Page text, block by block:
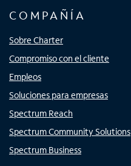
COMPAÑÍA
Sobre Charter
Compromiso con el cliente
Empleos
Soluciones para empresas
Spectrum Reach
Spectrum Community Solutions
Spectrum Business